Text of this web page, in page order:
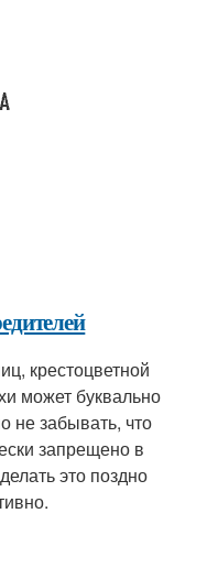
крестоцветной
может буквально
не забывать, что
запрещено в
это поздно